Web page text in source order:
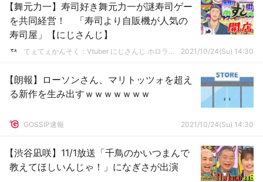
【舞元力一】寿司好き舞元力一が謎寿司ゲー
を共同経営！ 「寿司より自販機が人気の
寿司屋」【にじさんじ】
てぇてぇかんそく：Vtuber にじさんじ ホロライブまとめ 2021/10/24(Su) 14:30
【朗報】ローソンさん、マリトッツォを超え
る新作を生み出すｗｗｗｗｗｗｗ
GOSSIP速報 2021/10/24(Su) 14:30
【渋谷凪咲】11/1放送「千鳥のかいつまんで
教えてほしいんじゃ！」になぎさが出演